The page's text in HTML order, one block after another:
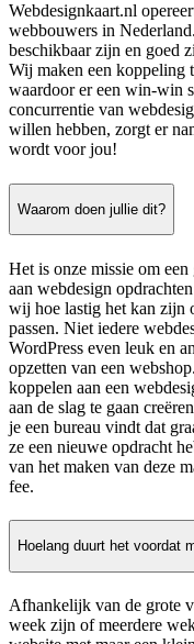
Webdesignkaart.nl
webbouwers in
beschikbaar zijn en goed
Wij maken een koppeling
waardoor er een win-win
concurrentie van
willen hebben, zorgt er
wordt voor jou!
Waarom doen jullie dit?
Het is onze missie om
aan webdesign
wij hoe lastig het kan zijn
passen. Niet iedere
WordPress even leuk en
opzetten van een
koppelen aan een
aan de slag te gaan
je een bureau vindt dat
ze een nieuwe opdracht
van het maken van deze
fee.
Hoelang duurt het voordat
Afhankelijk van de grote
week zijn of meerdere